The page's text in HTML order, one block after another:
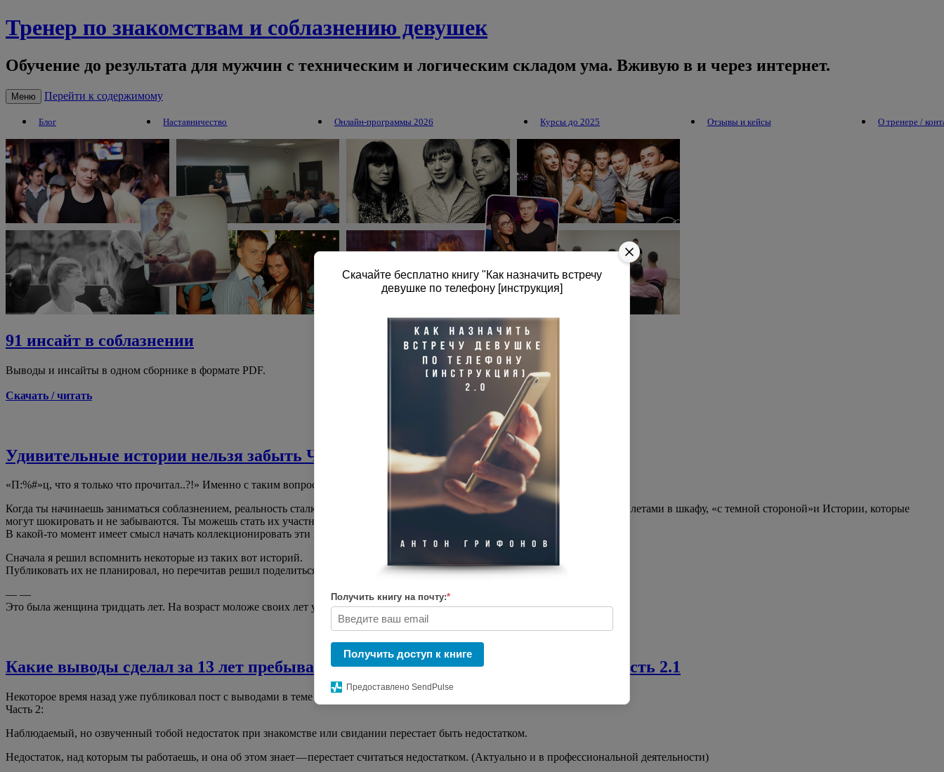
Тренер по знакомствам и соблазнению девушек
Обучение до результата для мужчин с техническим и логическим складом ума. Вживую в и через интернет.
Меню Перейти к содержимому
Блог Наставничество Онлайн-программы 2026 Курсы до 2025 Отзывы и кейсы О тренере /
91 инсайт в соблазнении
Выводы и инсайты в одном сборнике в формате PDF.
Скачать / читать
Читать далее→
Удивительные истории нельзя забыть Ч1
«П:%#»ц, что я только что прочитал..?!» Именно с таким вопросом, возможно, ты закончишь читать данный пост.
Когда ты начинаешь заниматься соблазнением, реальность сталкивает тебя , с историями, о которых не принято рассказывать скилетами в шкафу, «с темной стороной»и Истории, которые
могут шокировать и не забываются. Ты можешь стать их участником или свидетелем.
В какой-то момент имеет смысл начать коллекционировать эти истории.
Сначала я решил вспомнить некоторые из таких вот историй.
Публиковать их не планировал, но перечитав решил поделиться.
— —
Это была женщина тридцать лет. На возраст моложе своих лет ухоженная, красивая фигура. Натуральная грудь. Размер 3–4.
Читать далее→
Какие выводы сделал за 13 лет пребывания в теме пикапа/соблазнения/игры. Часть 2.1
Некоторое время назад уже публиковал пост с выводами в теме соблазнения.
Часть 2:
Наблюдаемый, но озвученный тобой недостаток при знакомстве или свидании перестает быть недостатком.
Недостаток, над которым ты работаешь, и она об этом знает — перестает считаться недостатком. (Актуально и в профессиональной деятельности)
Скачайте бесплатно книгу "Как назначить встречу
девушке по телефону [инструкция]
Получить книгу на почту:*
Получить доступ к книге
Предоставлено SendPulse